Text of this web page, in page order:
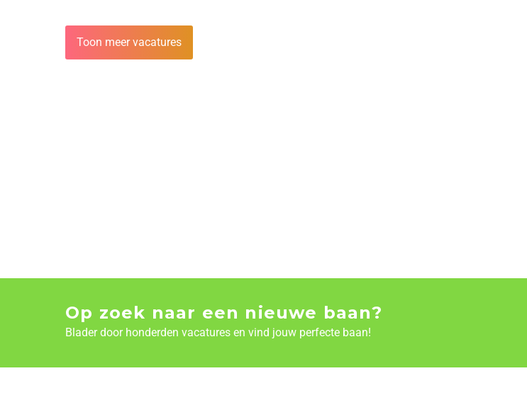
Toon meer vacatures
Op zoek naar een nieuwe baan?
Blader door honderden vacatures en vind jouw perfecte baan!